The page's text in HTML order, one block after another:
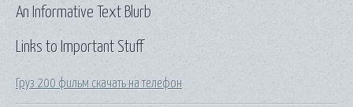
Links to Important Stuff
Груз 200 фильм скачать на телефон
An Informative Text Blurb